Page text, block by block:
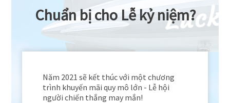
Chuẩn bị cho Lễ kỷ niệm?
Năm 2021 sẽ kết thúc với một chương
trình khuyến mãi quy mô lớn - Lễ hội
người chiến thắng may mắn!